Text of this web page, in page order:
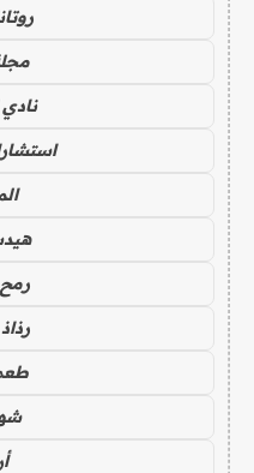
نادي
رمح